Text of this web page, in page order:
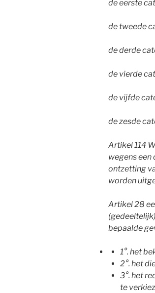
de eerste
de tweede
de derde
de vierde
de vijfde
de zesde
Artikel 114
wegens een
ontzetting
worden
Artikel 28
bepaalde
1°. het
2°. het
3°. het
te